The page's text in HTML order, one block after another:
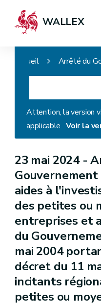
WALLEX
Accueil
Attention, la version
applicable. Voir la
23 mai 2024 -
aides à
des petites ou
entreprises et
du
mai 2004
décret du 11
incitants
petites ou